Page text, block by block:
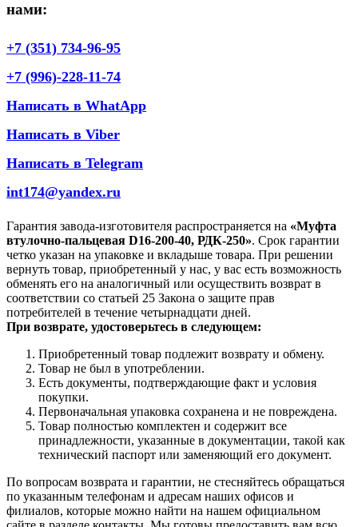
нами:
+7 (351) 734-96-95
+7 (996)-228-11-74
Написать в WhatApp
Написать в Viber
Написать в Telegram
int174@yandex.ru
Гарантия завода-изготовителя распространяется на «Муфта
втулочно-пальцевая D16-200-40, РДК-250». Срок гарантии
четко указан на упаковке и вкладыше товара. При решении
вернуть товар, приобретенный у нас, у вас есть возможность
обменять его на аналогичный или осуществить возврат в
соответствии со статьей 25 Закона о защите прав
потребителей в течение четырнадцати дней.
При возврате, удостоверьтесь в следующем:
Приобретенный товар подлежит возврату и обмену.
Товар не был в употреблении.
Есть документы, подтверждающие факт и условия
покупки.
Первоначальная упаковка сохранена и не повреждена.
Товар полностью комплектен и содержит все
принадлежности, указанные в документации, такой как
технический паспорт или заменяющий его документ.
По вопросам возврата и гарантии, не стесняйтесь обращаться
по указанным телефонам и адресам наших офисов и
филиалов, которые можно найти на нашем официальном